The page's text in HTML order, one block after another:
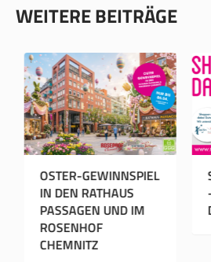
WEITERE BEITRÄGE
& FRIENDS
AM
OSTER-
IN DEN
PASSAGEN